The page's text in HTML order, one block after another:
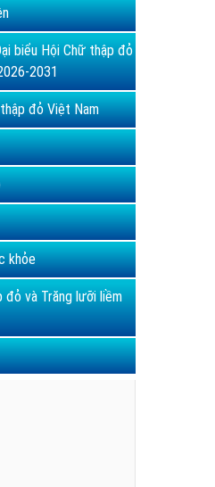
biểu Hội Chữ thập đỏ
2031
đỏ Việt Nam
khỏe
đỏ và Trăng lưỡi liềm